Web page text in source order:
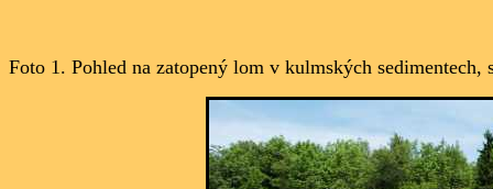
Foto 1. Pohled na zatopený lom v kulmských sedimentech,